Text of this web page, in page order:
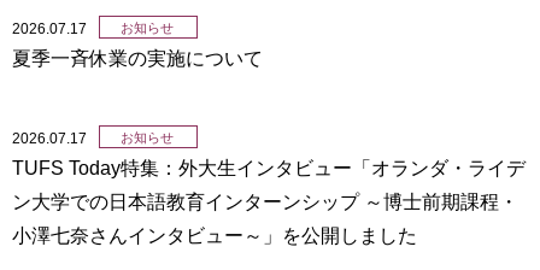
2026.07.17 お知らせ
夏季一斉休業の実施について
2026.07.17 お知らせ
TUFS Today特集：外大生インタビュー「オランダ・ライデ
ン大学での日本語教育インターンシップ ～博士前期課程・
小澤七奈さんインタビュー～」を公開しました